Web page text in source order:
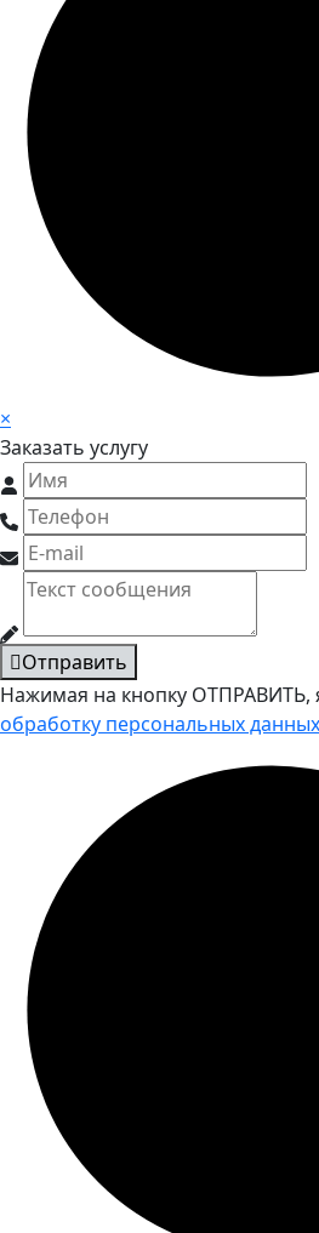
×
Заказать услугу
Отправить
Нажимая на кнопку ОТПРАВИТЬ,
обработку персональных данных